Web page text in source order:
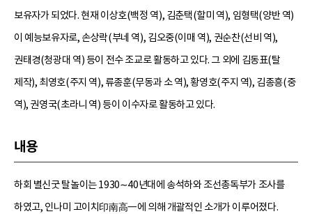
보유자가 되었다. 현재 이상호(백정 역), 김춘택(할미 역), 임형택(양반 역)
이 예능보유자로, 손상락(부네 역), 김오중(이매 역), 권순찬(선비 역),
권태경(청광대 역) 등이 전수 조교로 활동하고 있다. 그 외에 김동표(탈
제작), 최영호(주지 역), 류종훈(무동과 소 역), 황영호(주지 역), 김종흥(중
역), 권영국(초라니 역) 등이 이수자로 활동하고 있다.
내용
하회 별신굿 탈놀이는 1930∼40년대에 송석하와 조선총독부가 조사를
하였고, 인나미 고이치印南高一에 의해 개괄적인 소개가 이루어졌다.